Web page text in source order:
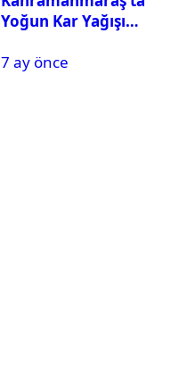
Yoğun Kar Yağışı
Tatil
7 ay önce